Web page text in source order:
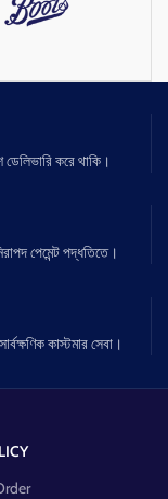
করে থাকি।
পেমেন্ট পদ্ধতিতে।
কাস্টমার সেবা।